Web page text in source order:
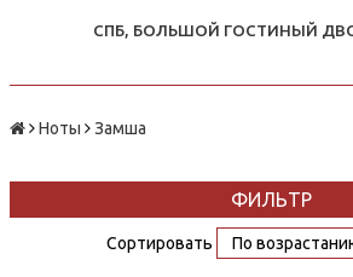
СПБ, БОЛЬШОЙ ГОСТИНЫЙ
Ноты Замша
ФИЛЬТР
Сортировать